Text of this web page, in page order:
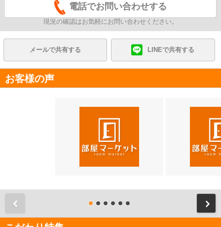
電話でお問い合わせする
現況の確認はお気軽にお問い合わせください。
メールで共有する LINEで共有する
お客様の声